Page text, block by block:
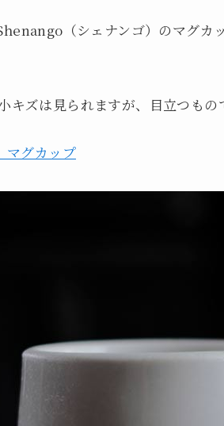
（シェナンゴ）のマグカ
キズは見られますが、目立つも
マグカップ